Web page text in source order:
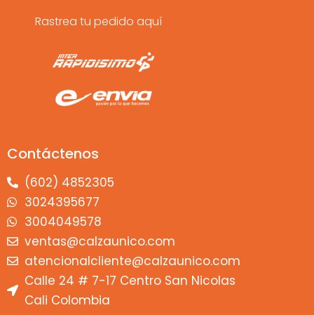
Rastrea tu pedido aquí
Contáctenos
(602) 4852305
3024395677
3004049578
ventas@calzaunico.com
atencionalcliente@calzaunico.com
Calle 24 # 7-17 Centro San Nicolas
Cali Colombia